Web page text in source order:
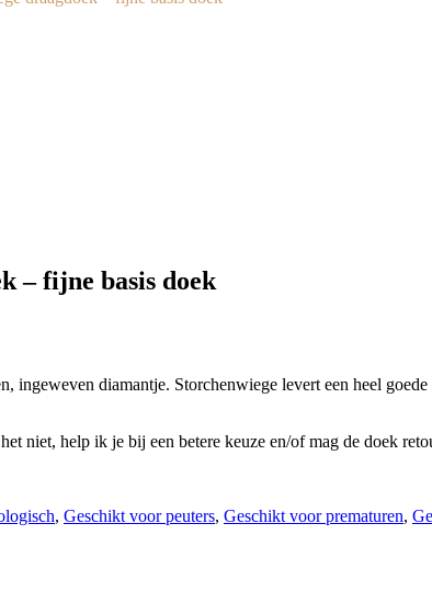
– fijne basis doek
ingeweven diamantje. Storchenwiege levert een heel
niet, help ik je bij een betere keuze en/of mag de doek
, Geschikt voor peuters, Geschikt voor prematuren,